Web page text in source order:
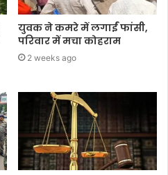
युवक ने कमरे में लगाईं फांसी,
परिवार में मचा कोहराम
2 weeks ago